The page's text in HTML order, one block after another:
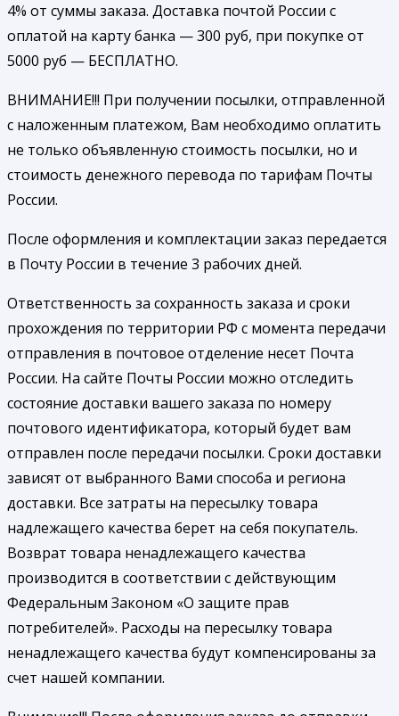
4% от суммы заказа. Доставка почтой России с
оплатой на карту банка — 300 руб, при покупке от
5000 руб — БЕСПЛАТНО.
ВНИМАНИЕ!!! При получении посылки, отправленной
с наложенным платежом, Вам необходимо оплатить
не только объявленную стоимость посылки, но и
стоимость денежного перевода по тарифам Почты
России.
После оформления и комплектации заказ передается
в Почту России в течение 3 рабочих дней.
Ответственность за сохранность заказа и сроки
прохождения по территории РФ с момента передачи
отправления в почтовое отделение несет Почта
России. На сайте Почты России можно отследить
состояние доставки вашего заказа по номеру
почтового идентификатора, который будет вам
отправлен после передачи посылки. Сроки доставки
зависят от выбранного Вами способа и региона
доставки. Все затраты на пересылку товара
надлежащего качества берет на себя покупатель.
Возврат товара ненадлежащего качества
производится в соответствии с действующим
Федеральным Законом «О защите прав
потребителей». Расходы на пересылку товара
ненадлежащего качества будут компенсированы за
счет нашей компании.